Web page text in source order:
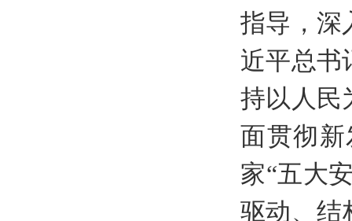
指导，深
近平总书
持以人民
面贯彻
家“五大
驱动、结